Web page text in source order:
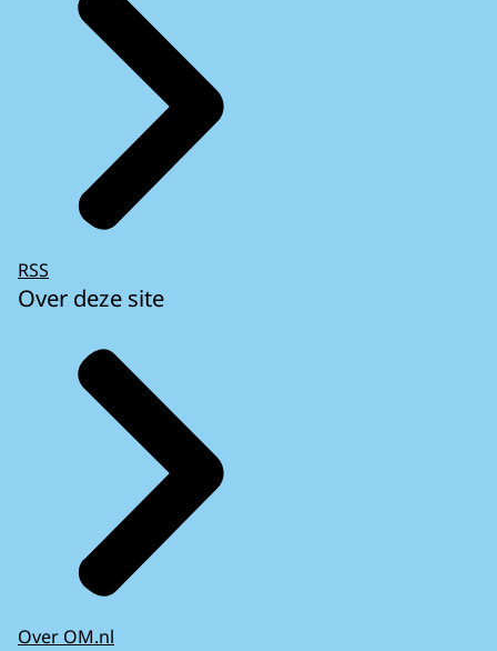
RSS
Over deze site
Over OM.nl